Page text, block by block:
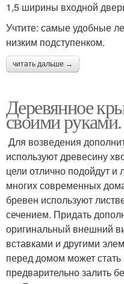
1,5 ширины входной
Учтите: самые удобные
низким подступенком.
читать дальше →
Деревянное
своими
Для возведения
используют древесину
цели отлично подойдут
многих современных
бревен используют
сечением. Придать
оригинальный внешний
вставками и другими
перед домом может
предварительно залить